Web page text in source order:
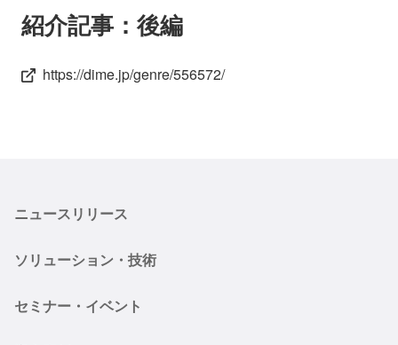
紹介記事：後編
https://dime.jp/genre/556572/
ニュースリリース
ソリューション・技術
セミナー・イベント